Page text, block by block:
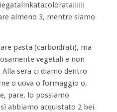
almeno 3, mentre siamo
pasta (carboidrati), ma
vegetali e non
sera ci diamo dentro
o uova o formaggio o,
pare, lo possiamo
abbiamo acquistato 2 bei